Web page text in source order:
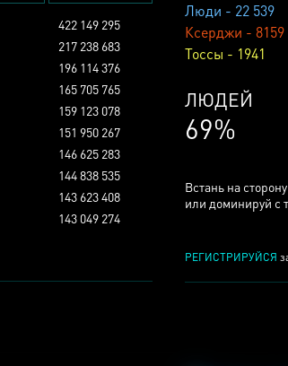
Люди - 22 539
Ксерджи - 8159
Тоссы - 1941
КСЕРДЖЕЙ
24%
Встань на
или доминируй с
РЕГИСТРИРУЙСЯ
422 149 295
217 238 683
196 114 376
165 705 765
159 123 078
151 950 267
146 625 283
144 838 535
143 623 408
143 049 274